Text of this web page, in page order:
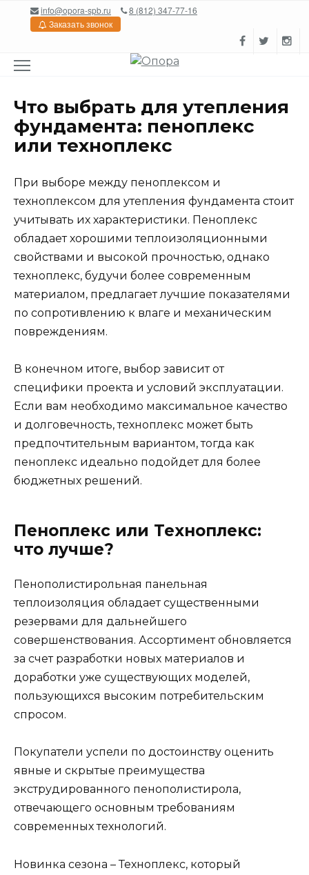
Перейтиinfo@opora-spb.ru
8 (812) 347-77-16
Заказать звонок
Что выбрать для утепления
фундамента: пеноплекс
или техноплекс
При выборе между пеноплексом и
техноплексом для утепления фундамента стоит
учитывать их характеристики. Пеноплекс
обладает хорошими теплоизоляционными
свойствами и высокой прочностью, однако
техноплекс, будучи более современным
материалом, предлагает лучшие показателями
по сопротивлению к влаге и механическим
повреждениям.
В конечном итоге, выбор зависит от
специфики проекта и условий эксплуатации.
Если вам необходимо максимальное качество
и долговечность, техноплекс может быть
предпочтительным вариантом, тогда как
пеноплекс идеально подойдет для более
бюджетных решений.
Пеноплекс или Техноплекс:
что лучше?
Пенополистирольная панельная
теплоизоляция обладает существенными
резервами для дальнейшего
совершенствования. Ассортимент обновляется
за счет разработки новых материалов и
доработки уже существующих моделей,
пользующихся высоким потребительским
спросом.
Покупатели успели по достоинству оценить
явные и скрытые преимущества
экструдированного пенополистирола,
отвечающего основным требованиям
современных технологий.
Новинка сезона – Техноплекс, который